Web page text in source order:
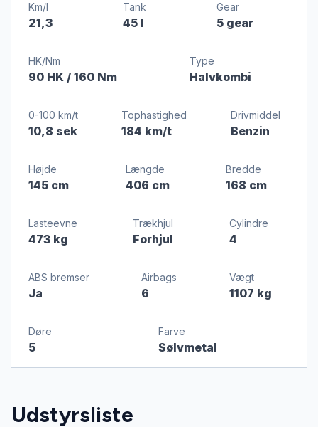
Km/l
21,3
Tank
45 l
Gear
5 gear
HK/Nm
90 HK / 160 Nm
Type
Halvkombi
0-100 km/t
10,8 sek
Tophastighed
184 km/t
Drivmiddel
Benzin
Højde
145 cm
Længde
406 cm
Bredde
168 cm
Lasteevne
473 kg
Trækhjul
Forhjul
Cylindre
4
ABS bremser
Ja
Airbags
6
Vægt
1107 kg
Døre
5
Farve
Sølvmetal
Udstyrsliste